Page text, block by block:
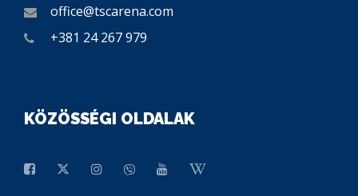
office@tscarena.com
+381 24 267 979
KÖZÖSSÉGI OLDALAK